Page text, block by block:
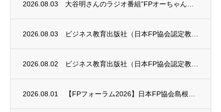
2026.08.03
2026.08.03
2026.08.02
2026.08.01